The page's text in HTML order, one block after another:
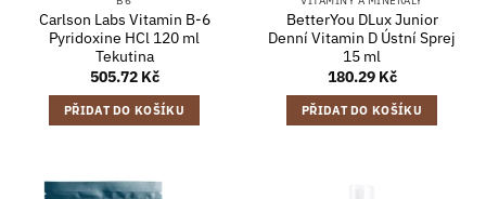
Carlson Labs Vitamin B-6
Pyridoxine HCl 120 ml
Tekutina
505.72 Kč
PŘIDAT DO KOŠÍKU
BetterYou DLux Junior
Denní Vitamin D Ústní Sprej
15 ml
180.29 Kč
PŘIDAT DO KOŠÍKU